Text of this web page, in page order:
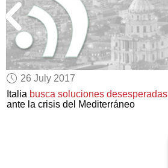
26 July 2017
Italia busca soluciones desesperadas
ante la crisis del Mediterráneo